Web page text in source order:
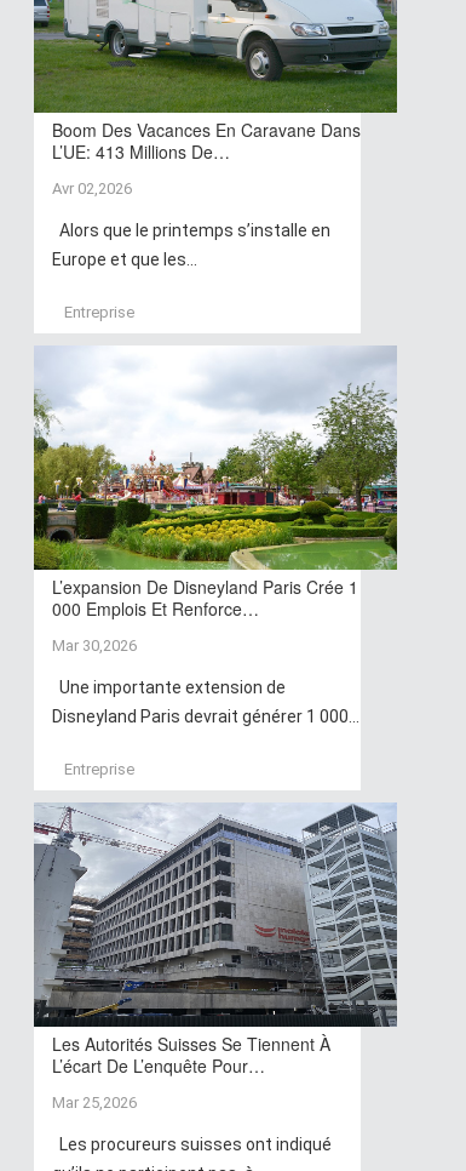
Boom Des Vacances En Caravane Dans
L’UE: 413 Millions De…
Avr 02,2026
Alors que le printemps s’installe en
Europe et que les...
Entreprise
L’expansion De Disneyland Paris Crée 1
000 Emplois Et Renforce…
Mar 30,2026
Une importante extension de
Disneyland Paris devrait générer 1 000...
Entreprise
Les Autorités Suisses Se Tiennent À
L’écart De L’enquête Pour…
Mar 25,2026
Les procureurs suisses ont indiqué